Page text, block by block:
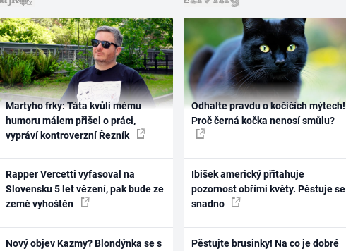
Martyho frky: Táta kvůli mému
humoru málem přišel o práci,
vypráví kontroverzní Řezník
Rapper Vercetti vyfasoval na
Slovensku 5 let vězení, pak bude ze
země vyhoštěn
Nový objev Kazmy? Blondýnka se s
Odhalte pravdu o kočičích mýtech!
Proč černá kočka nenosí smůlu?
Ibišek americký přitahuje
pozornost obřími květy. Pěstuje se
snadno
Pěstujte brusinky! Na co je dobré